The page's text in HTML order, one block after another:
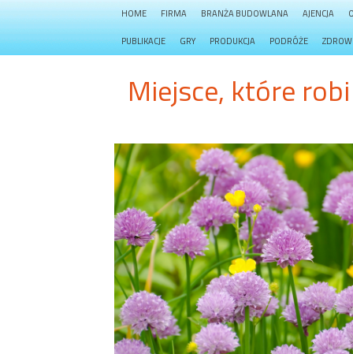
HOME FIRMA BRANŻA BUDOWLANA AJENCJA
PUBLIKACJE GRY PRODUKCJA PODRÓŻE
Miejsce, które